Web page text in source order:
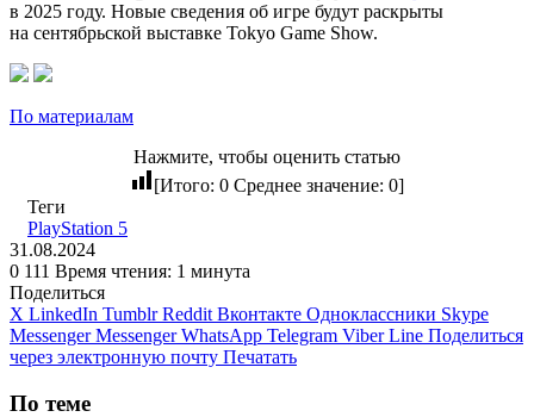
в 2025 году. Новые сведения об игре будут раскрыты
на сентябрьской выставке Tokyo Game Show.
По материалам
Нажмите, чтобы оценить статью
[Итого: 0 Среднее значение: 0]
Теги
PlayStation 5
31.08.2024
0 111 Время чтения: 1 минута
Поделиться
X LinkedIn Tumblr Reddit Вконтакте Одноклассники Skype
Messenger Messenger WhatsApp Telegram Viber Line Поделиться
через электронную почту Печатать
По теме